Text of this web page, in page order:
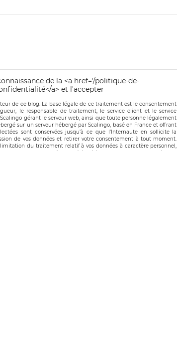
de la <a href='/politique-de-
a> et l'accepter
de ce blog. La base légale de ce traitement est le consentement
le responsable de traitement, le service client et le service
gérant le serveur web, ainsi que toute personne légalement
sur un serveur hébergé par Scalingo, basé en France et offrant
sont conservées jusqu’à ce que l’Internaute en sollicite la
de vos données et retirer votre consentement à tout moment.
du traitement relatif à vos données à caractère personnel,
Léopold Sédar Senghor, joignable à l’adresse mail :